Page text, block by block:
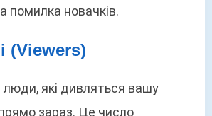
помилка новачків.
(Viewers)
люди, які дивляться вашу
зараз. Це число